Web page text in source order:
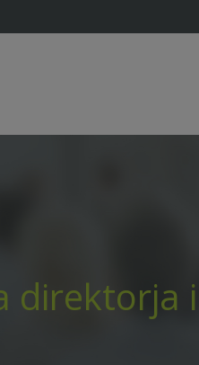
direktorja